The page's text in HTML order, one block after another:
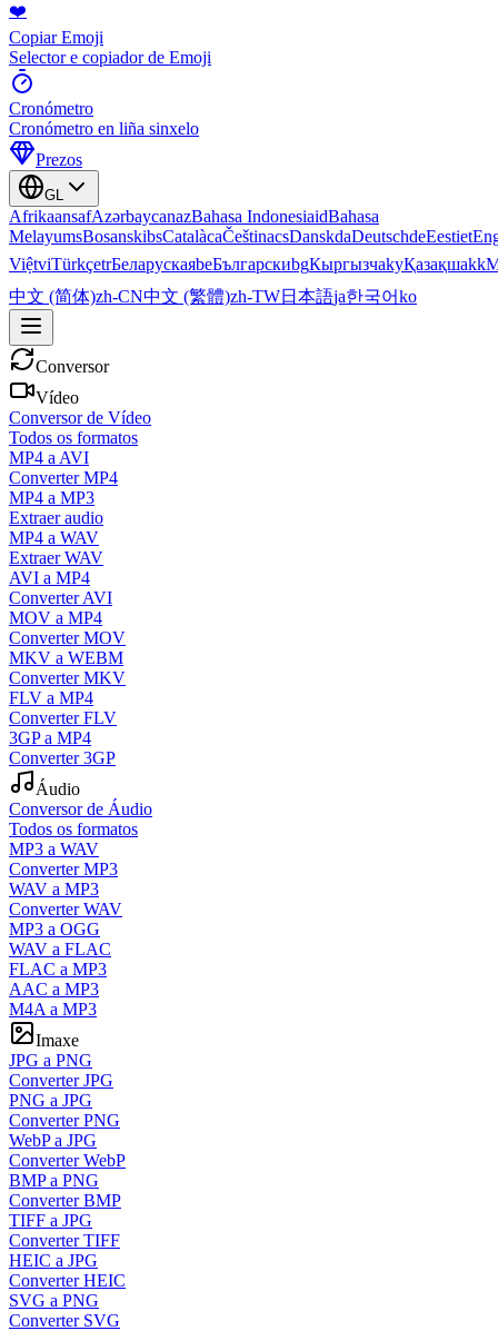
❤️
Copiar Emoji
Selector e copiador de Emoji
Cronómetro
Cronómetro en liña sinxelo
Prezos
GL
AfrikaansafAzərbaycanazBahasa IndonesiaidBahasa
MelayumsBosanskibsCatalàcaČeštinacsDanskdaDeutschdeEestiet
ViệtviTürkçetrБеларускаяbeБългарскиbgКыргызчаkyҚазақшаkk
中文 (简体)zh-CN中文 (繁體)zh-TW日本語ja한국어ko
Conversor
Vídeo
Conversor de Vídeo
Todos os formatos
MP4 a AVI
Converter MP4
MP4 a MP3
Extraer audio
MP4 a WAV
Extraer WAV
AVI a MP4
Converter AVI
MOV a MP4
Converter MOV
MKV a WEBM
Converter MKV
FLV a MP4
Converter FLV
3GP a MP4
Converter 3GP
Áudio
Conversor de Áudio
Todos os formatos
MP3 a WAV
Converter MP3
WAV a MP3
Converter WAV
MP3 a OGG
WAV a FLAC
FLAC a MP3
AAC a MP3
M4A a MP3
Imaxe
JPG a PNG
Converter JPG
PNG a JPG
Converter PNG
WebP a JPG
Converter WebP
BMP a PNG
Converter BMP
TIFF a JPG
Converter TIFF
HEIC a JPG
Converter HEIC
SVG a PNG
Converter SVG